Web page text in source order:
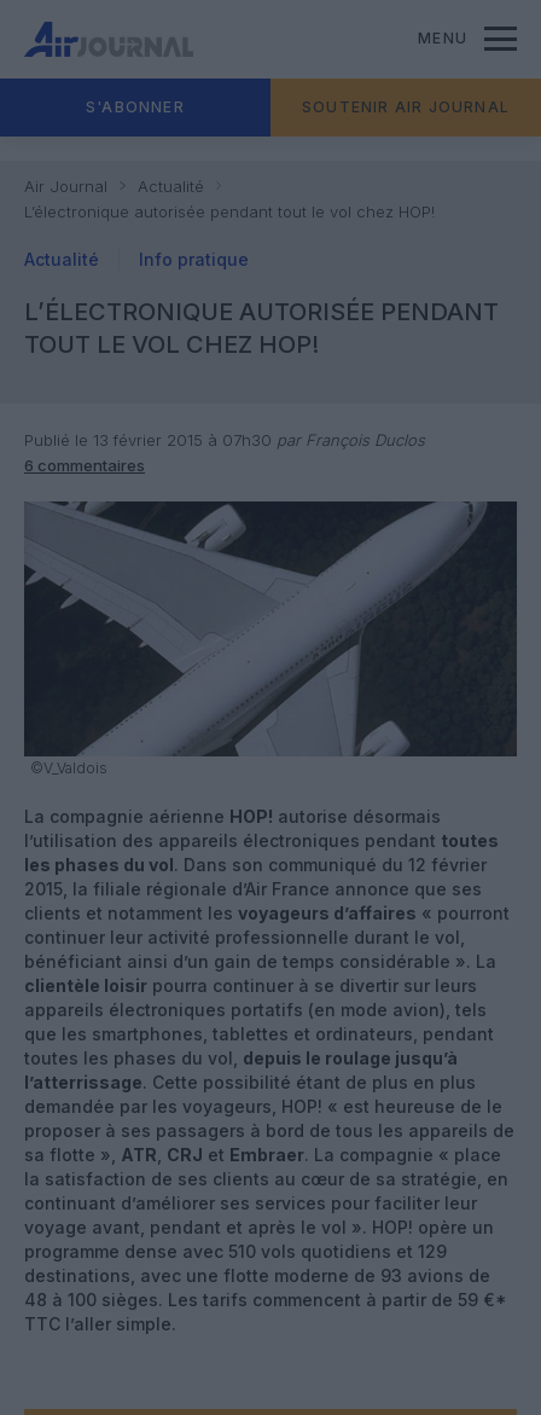
MENU
S'ABONNER SOUTENIR AIR JOURNAL
Air Journal
Actualité
L’électronique autorisée pendant tout le vol chez HOP!
Actualité Info pratique
L’ÉLECTRONIQUE AUTORISÉE PENDANT
TOUT LE VOL CHEZ HOP!
Publié le 13 février 2015 à 07h30 par François Duclos
6 commentaires
©V_Valdois
La compagnie aérienne HOP! autorise désormais
l’utilisation des appareils électroniques pendant toutes
les phases du vol. Dans son communiqué du 12 février
2015, la filiale régionale d’Air France annonce que ses
clients et notamment les voyageurs d’affaires « pourront
continuer leur activité professionnelle durant le vol,
bénéficiant ainsi d’un gain de temps considérable ». La
clientèle loisir pourra continuer à se divertir sur leurs
appareils électroniques portatifs (en mode avion), tels
que les smartphones, tablettes et ordinateurs, pendant
toutes les phases du vol, depuis le roulage jusqu’à
l’atterrissage. Cette possibilité étant de plus en plus
demandée par les voyageurs, HOP! « est heureuse de le
proposer à ses passagers à bord de tous les appareils de
sa flotte », ATR CRJ et Embraer. La compagnie « place
la satisfaction de ses clients au cœur de sa stratégie, en
continuant d’améliorer ses services pour faciliter leur
voyage avant, pendant et après le vol ». HOP! opère un
programme dense avec 510 vols quotidiens et 129
destinations, avec une flotte moderne de 93 avions de
48 à 100 sièges. Les tarifs commencent à partir de 59 €*
TTC l’aller simple.